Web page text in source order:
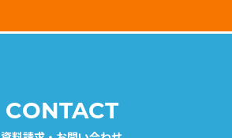
CONTACT